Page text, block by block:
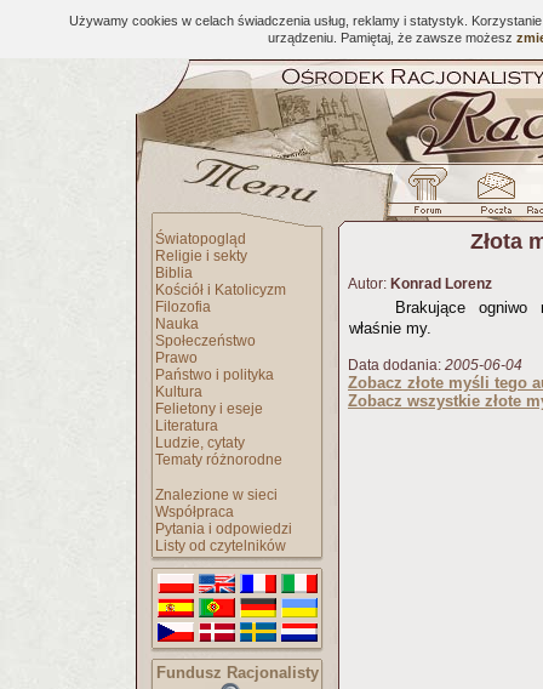
Używamy cookies w celach świadczenia usług, reklamy i statystyk.
urządzeniu. Pamiętaj, że zawsze możesz
Światopogląd
Religie i sekty
Biblia
Kościół i Katolicyzm
Filozofia
Nauka
Społeczeństwo
Prawo
Państwo i polityka
Kultura
Felietony i eseje
Literatura
Ludzie, cytaty
Tematy różnorodne
Znalezione w sieci
Współpraca
Pytania i odpowiedzi
Listy od czytelników
Fundusz Racjonalisty
Złota
Autor: Konrad Lorenz
Brakujące ogniwo
właśnie my.
Data dodania: 2005-06-04
Zobacz złote myśli tego
Zobacz wszystkie złote